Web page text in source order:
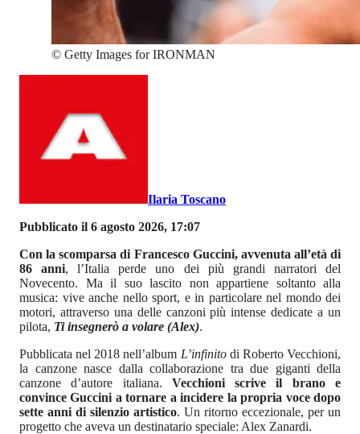
© Getty Images for IRONMAN
Ilaria Toscano
Pubblicato il 6 agosto 2026, 17:07
Con la scomparsa di Francesco Guccini, avvenuta all’età di
86 anni, l’Italia perde uno dei più grandi narratori del
Novecento. Ma il suo lascito non appartiene soltanto alla
musica: vive anche nello sport, e in particolare nel mondo dei
motori, attraverso una delle canzoni più intense dedicate a un
pilota, Ti insegnerò a volare (Alex).
Pubblicata nel 2018 nell’album L’infinitodi Roberto Vecchioni,
la canzone nasce dalla collaborazione tra due giganti della
canzone d’autore italiana. Vecchioni scrive il brano e
convince Guccini a tornare a incidere la propria voce dopo
sette anni di silenzio artistico. Un ritorno eccezionale, per un
progetto che aveva un destinatario speciale: Alex Zanardi.